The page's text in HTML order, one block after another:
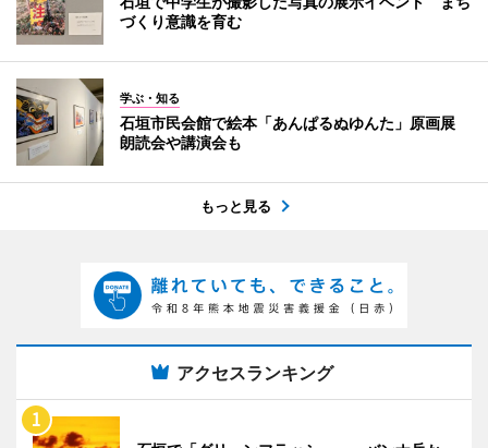
づくり意識を育む
学ぶ・知る
石垣市民会館で絵本「あんぱるぬゆんた」原画展
朗読会や講演会も
もっと見る
アクセスランキング